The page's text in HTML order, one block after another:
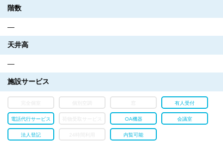
階数
―
天井高
―
施設サービス
完全個室 個別空調 有人受付
電話代行サービス OA機器 会議室
法人登記 24時間利用 内覧可能